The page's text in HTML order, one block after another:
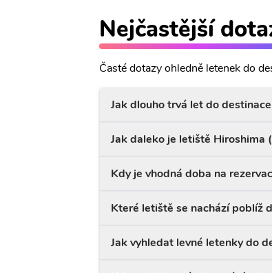
Nejčastější
Časté dotazy ohledně letenek do
Jak dlouho trvá let do
Jak daleko je letiště Hiroshima
Kdy je vhodná doba na
Které letiště se nachází poblíž
Jak vyhledat levné letenky do